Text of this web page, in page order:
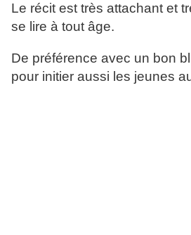
Le récit est très attachant et
se lire à tout âge.
De préférence avec un bon
pour initier aussi les jeunes